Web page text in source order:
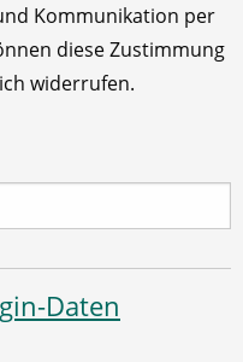
Kommunikation per
diese Zustimmung
widerrufen.
Daten